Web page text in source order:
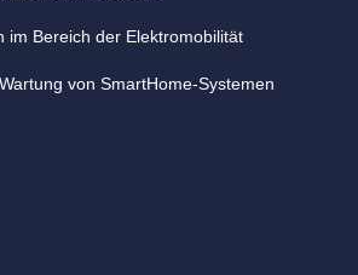
im Bereich der Elektromobilität
von SmartHome-Systemen